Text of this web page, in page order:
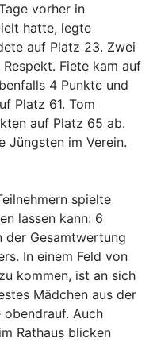
vorher in
hatte, legte
auf Platz 23. Zwei
Fiete kam auf
4 Punkte und
Platz 61. Tom
auf Platz 65 ab.
Jüngsten im Verein.
spielte
lassen kann: 6
der Gesamtwertung
In einem Feld von
kommen, ist an sich
Mädchen aus der
Auch
Rathaus blicken